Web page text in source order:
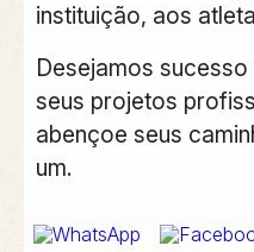
instituição, aos
Desejamos
seus projetos
abençoe seus
um.